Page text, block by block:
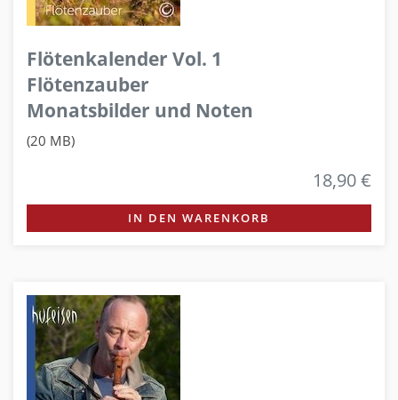
Flötenkalender Vol. 1
Flötenzauber
Monatsbilder und Noten
(20 MB)
18,90 €
IN DEN WARENKORB